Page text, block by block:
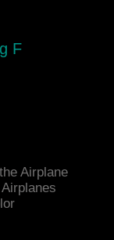
F
Airplane